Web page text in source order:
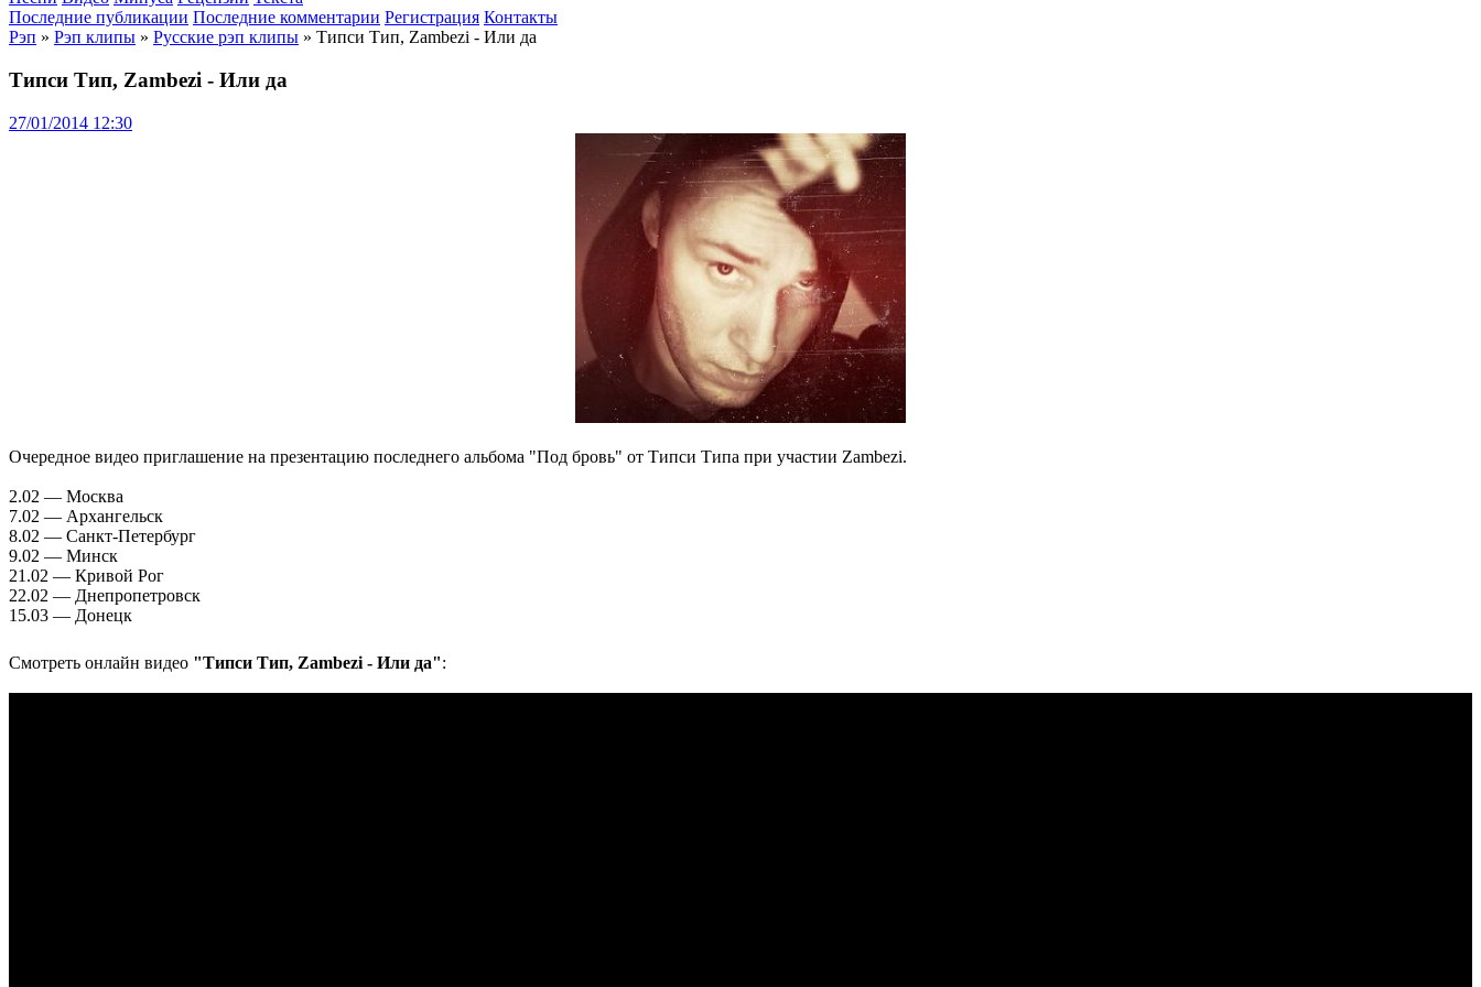
Последние публикации Последние комментарии Регистрация Контакты
Рэп » Рэп клипы » Русские рэп клипы » Типси Тип, Zambezi - Или да
Типси Тип, Zambezi - Или да
27/01/2014 12:30
Очередное видео приглашение на презентацию последнего альбома "Под бровь" от Типси Типа при участии Zambezi.
2.02 — Москва
7.02 — Архангельск
8.02 — Санкт-Петербург
9.02 — Минск
21.02 — Кривой Рог
22.02 — Днепропетровск
15.03 — Донецк
Смотреть онлайн видео "Типси Тип, Zambezi - Или да":